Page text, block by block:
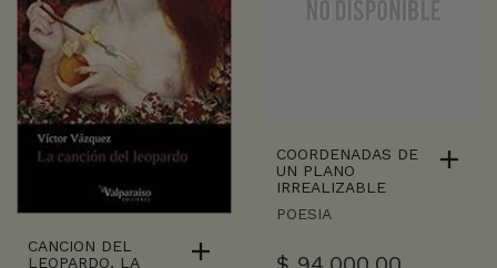
CANCION DEL
LEOPARDO, LA
COORDENADAS DE
UN PLANO
IRREALIZABLE
POESIA